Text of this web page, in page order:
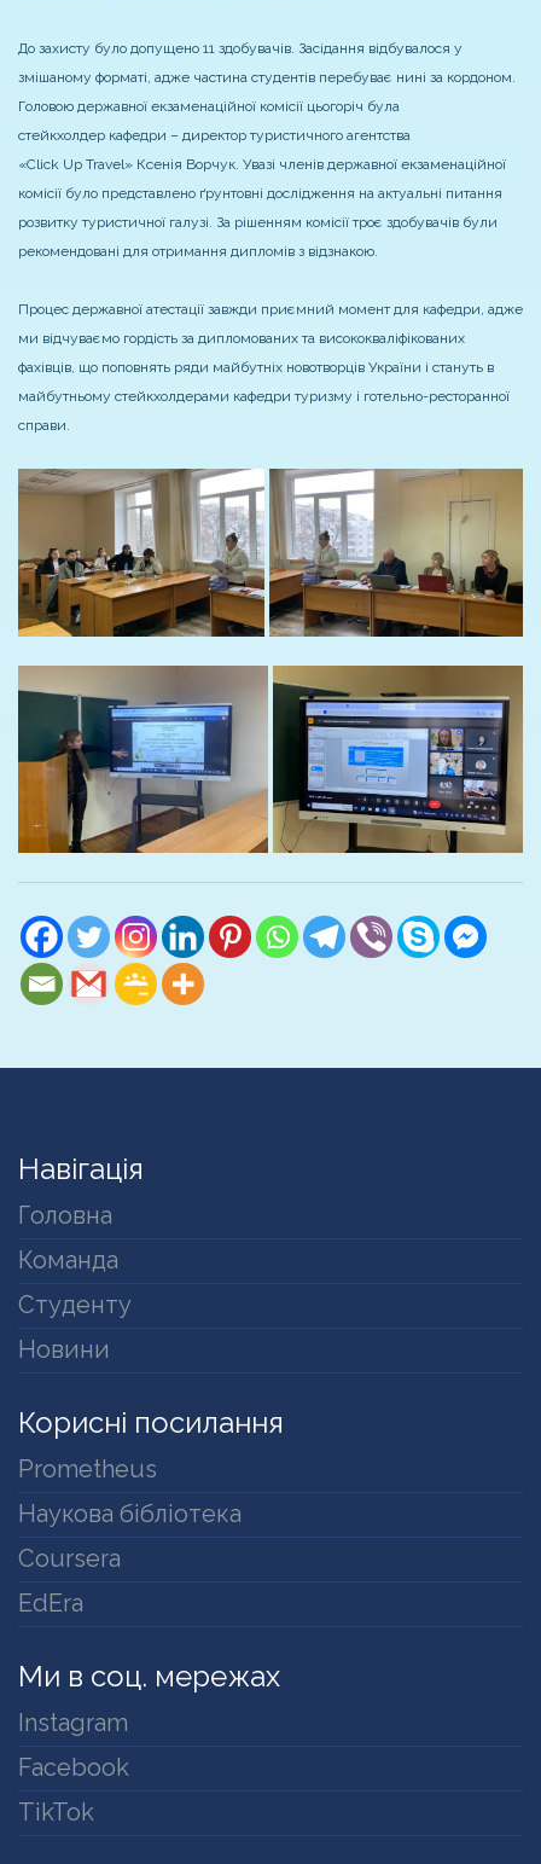
До захисту було допущено 11 здобувачів. Засідання відбувалося у
змішаному форматі, адже частина студентів перебуває нині за кордоном.
Головою державної екзаменаційної комісії цьогоріч була
стейкхолдер кафедри – директор туристичного агентства
«Click Up Travel» Ксенія Ворчук. Увазі членів державної екзаменаційної
комісії було представлено ґрунтовні дослідження на актуальні питання
розвитку туристичної галузі. За рішенням комісії троє здобувачів були
рекомендовані для отримання дипломів з відзнакою.
Процес державної атестації завжди приємний момент для кафедри, адже
ми відчуваємо гордість за дипломованих та висококваліфікованих
фахівців, що поповнять ряди майбутніх новотворців України і стануть в
майбутньому стейкхолдерами кафедри туризму і готельно-ресторанної
справи.
Навігація
Головна
Команда
Студенту
Новини
Корисні посилання
Prometheus
Наукова бібліотека
Coursera
EdEra
Ми в соц. мережах
Instagram
Facebook
TikTok